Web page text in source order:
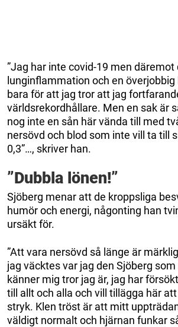
”Jag har inte covid-19 men däremot
lunginflammation och en
bara för att jag tror att jag
världsrekordhållare. Men en sak är
nog inte en sån här vända till med
nersövd och blod som inte vill ta till
0,3”…, skriver han.
”Dubbla lönen!”
Sjöberg menar att de kroppsliga
humör och energi, någonting han
ursäkt för.
”Att vara nersövd så länge är
jag väcktes var jag den Sjöberg
känner mig tror jag är, jag har
till allt och alla och vill tillägga här
stryk. Klen tröst är att mitt
väldigt normalt och hjärnan funkar